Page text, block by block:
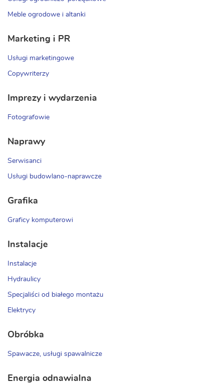
Meble ogrodowe i altanki
Marketing i PR
Usługi marketingowe
Copywriterzy
Imprezy i wydarzenia
Fotografowie
Naprawy
Serwisanci
Usługi budowlano-naprawcze
Grafika
Graficy komputerowi
Instalacje
Instalacje
Hydraulicy
Specjaliści od białego montażu
Elektrycy
Obróbka
Spawacze, usługi spawalnicze
Energia odnawialna